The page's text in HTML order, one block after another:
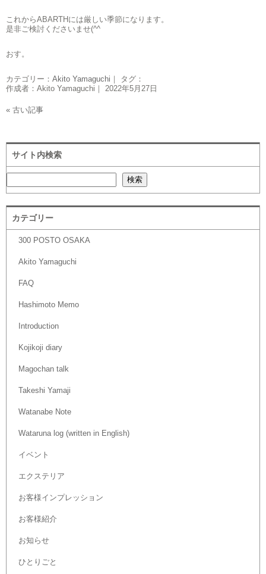
これからABARTHには厳しい季節になります。
是非ご検討くださいませ(^^ゞ
おす。
カテゴリー： Akito Yamaguchi ｜ タグ：
作成者：Akito Yamaguchi｜ 2022年5月27日
« 古い記事
サイト内検索
検索
カテゴリー
300 POSTO OSAKA
Akito Yamaguchi
FAQ
Hashimoto Memo
Introduction
Kojikoji diary
Magochan talk
Takeshi Yamaji
Watanabe Note
Wataruna log (written in English)
イベント
エクステリア
お客様インプレッション
お客様紹介
お知らせ
ひとりごと